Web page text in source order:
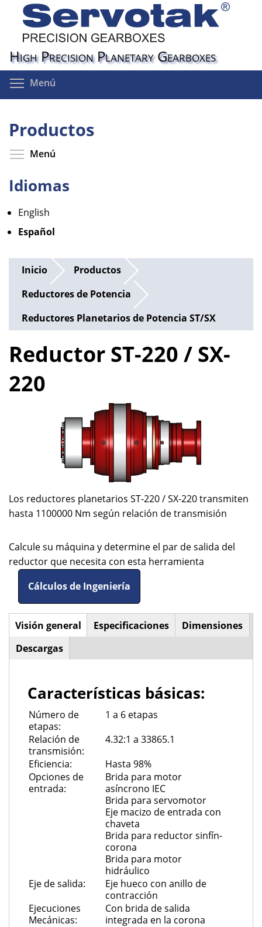
Pasar
contenido
principal
High Precision Planetary Gearboxes
Menú
Productos
Menú
Idiomas
English
Español
Inicio
Productos
Reductores de Potencia
Reductores Planetarios de Potencia ST/SX
Reductor ST-220 / SX-
220
Los reductores planetarios ST-220 / SX-220 transmiten
hasta 1100000 Nm según relación de transmisión
Calcule su máquina y determine el par de salida del
reductor que necesita con esta herramienta
Cálculos de Ingeniería
Horizontal
Tabs
Visión general (solapa
activa)
Especificaciones
Dimensiones
Descargas
Características básicas:
Número de
etapas:
1 a 6 etapas
Relación de
transmisión:
4.32:1 a 33865.1
Eficiencia:
Hasta 98%
Opciones de
entrada:
Brida para motor
asíncrono IEC
Brida para servomotor
Eje macizo de entrada con
chaveta
Brida para reductor sinfín-
corona
Brida para motor
hidráulico
Eje de salida:
Eje hueco con anillo de
contracción
Ejecuciones
Mecánicas:
Con brida de salida
integrada en la corona